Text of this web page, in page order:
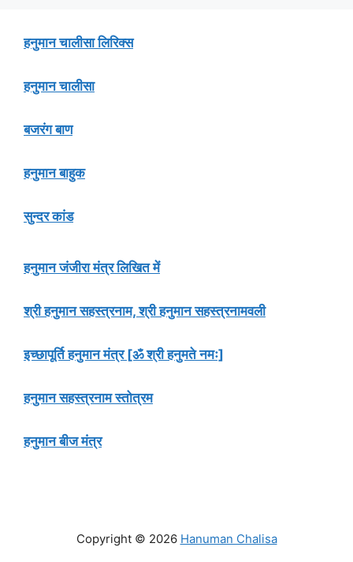
हनुमान चालीसा लिरिक्स
हनुमान चालीसा
बजरंग बाण
हनुमान बाहुक
सुन्दर कांड
हनुमान जंजीरा मंत्र लिखित में
श्री हनुमान सहस्त्रनाम, श्री हनुमान सहस्त्रनामवली
इच्छापूर्ति हनुमान मंत्र [ॐ श्री हनुमते नमः]
हनुमान सहस्त्रनाम स्तोत्रम
हनुमान बीज मंत्र
Copyright © 2026 Hanuman Chalisa